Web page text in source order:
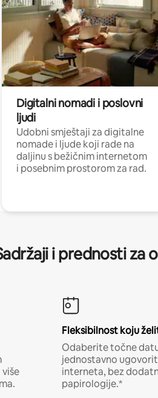
Digitalni nomadi i poslovni
ljudi
Udobni smještaji za digitalne
nomade i ljude koji rade na
daljinu s bežičnim internetom
i posebnim prostorom za rad.
i prednosti za
Fleksibilnost koju
Odaberite točne
jednostavno
interneta, bez
papirologije.*